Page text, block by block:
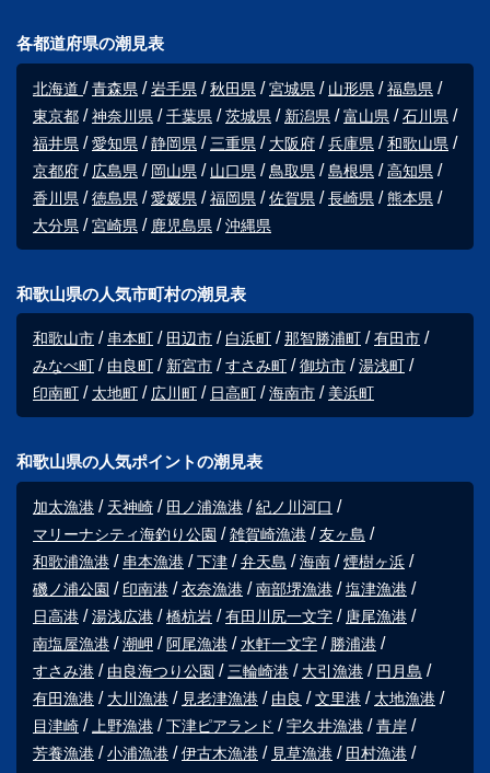
各都道府県の潮見表
北海道 青森県 岩手県 秋田県 宮城県 山形県
福島県
東京都
神奈川県 千葉県 茨城県 新潟県 富山県
石川県
福井県
愛知県 静岡県 三重県 大阪府 兵庫県
和歌山県
京都府
広島県 岡山県 山口県 鳥取県 島根県
高知県
香川県
徳島県 愛媛県 福岡県 佐賀県 長崎県
熊本県
大分県
宮崎県 鹿児島県 沖縄県
和歌山県の人気市町村の潮見表
和歌山市 串本町 田辺市 白浜町 那智勝浦町
有田市
みなべ町
由良町 新宮市 すさみ町 御坊市
湯浅町
印南町
太地町 広川町 日高町 海南市 美浜町
和歌山県の人気ポイントの潮見表
加太漁港 天神崎 田ノ浦漁港
紀ノ川河口
マリーナシティ海釣り公園
雑賀崎漁港
友ヶ島
和歌浦漁港
串本漁港 下津 弁天島 海南
煙樹ヶ浜
磯ノ浦公園
印南港 衣奈漁港 南部堺漁港
塩津漁港
日高港
湯浅広港 橋杭岩 有田川尻一文字
唐尾漁港
南塩屋漁港
潮岬 阿尾漁港 水軒一文字
勝浦港
すさみ港
由良海つり公園 三輪崎港 大引漁港
円月島
有田漁港
大川漁港 見老津漁港 由良 文里港
太地漁港
目津崎
上野漁港 下津ピアランド 宇久井漁港
青岸
芳養漁港
小浦漁港 伊古木漁港 見草漁港
田村漁港